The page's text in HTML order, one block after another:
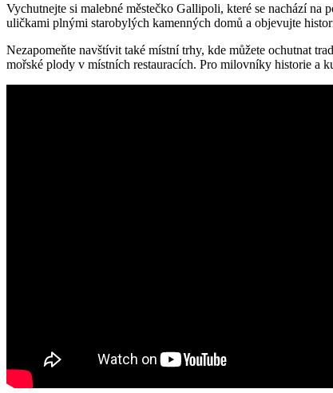
Vychutnejte si malebné městečko Gallipoli, které se nachází
uličkami plnými starobylých kamenných domů a objevujte
Nezapomeňte navštívit také místní trhy, kde můžete ochutnat
mořské plody v místních restauracích. Pro milovníky historie a